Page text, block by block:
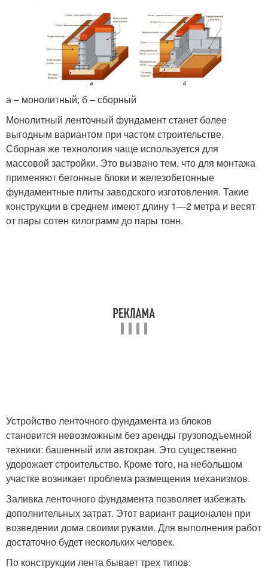
а – монолитный; б – сборный
Монолитный ленточный фундамент станет более
выгодным вариантом при частом строительстве.
Сборная же технология чаще используется для
массовой застройки. Это вызвано тем, что для монтажа
применяют бетонные блоки и железобетонные
фундаментные плиты заводского изготовления. Такие
конструкции в среднем имеют длину 1—2 метра и весят
от пары сотен килограмм до пары тонн.
Устройство ленточного фундамента из блоков
становится невозможным без аренды грузоподъемной
техники: башенный или автокран. Это существенно
удорожает строительство. Кроме того, на небольшом
участке возникает проблема размещения механизмов.
Заливка ленточного фундамента позволяет избежать
дополнительных затрат. Этот вариант рационален при
возведении дома своими руками. Для выполнения работ
достаточно будет нескольких человек.
По конструкции лента бывает трех типов: